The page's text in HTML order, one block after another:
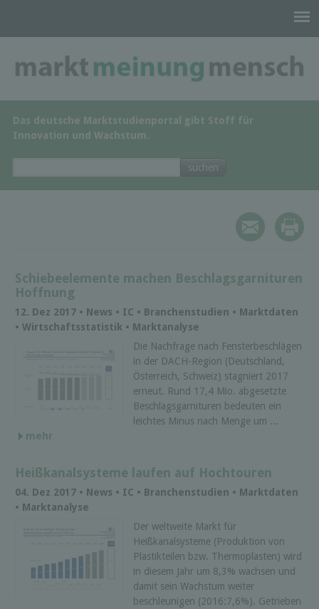
Das deutsche Marktstudienportal gibt Stoff für
Innovation und Wachstum.
Schiebeelemente machen Beschlagsgarnituren
Hoffnung
12. Dez 2017 • News • IC • Branchenstudien • Marktdaten
• Wirtschaftsstatistik • Marktanalyse
Die Nachfrage nach Fensterbeschlägen
in der DACH-Region (Deutschland,
Österreich, Schweiz) stagniert 2017
erneut. Rund 17,4 Mio. abgesetzte
Beschlagsgarnituren bedeuten ein
leichtes Minus nach Menge um ...
mehr
Heißkanalsysteme laufen auf Hochtouren
04. Dez 2017 • News • IC • Branchenstudien • Marktdaten
• Marktanalyse
Der weltweite Markt für
Heißkanalsysteme (Produktion von
Plastikteilen bzw. Thermoplasten) wird
in diesem Jahr um 8,3% wachsen und
damit sein Wachstum weiter
beschleunigen (2016:7,6%). Getrieben